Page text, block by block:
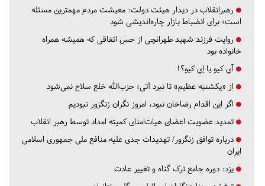
رهبرانقلاب در دیدار هیئت دولت: معیشت مردم مهمترین مسئله
است؛ برای انضباط بازار چاره‌اندیشی شود
روایت فرزند شهید طهرانچی از حس اتفاقی که همیشه همراه
خانواده بود
آي كيو يا اِي كيو؟!
از «یکشنبه عظیم» تا نبرد آتی؛ حزب‌الله خلع سلاح نمی‌شود
اگر این اقدام رضاخان نبود، امروز نگران زنگزور نبودیم
تمدید عضویت اعضای هیات‌امنای کمیته امداد توسط رهبر انقلاب
درباره توافق زنگزور/ تهدیدات جدی علیه منافع ملی جمهوری اسلامی
ایران
یزد: دوره جامع ترک گناه و تغییر عادت